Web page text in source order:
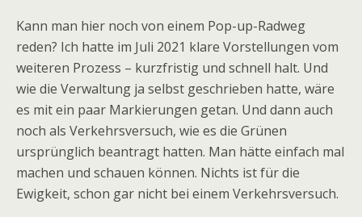
Kann man hier noch von einem Pop-up-Radweg
reden? Ich hatte im Juli 2021 klare Vorstellungen vom
weiteren Prozess – kurzfristig und schnell halt. Und
wie die Verwaltung ja selbst geschrieben hatte, wäre
es mit ein paar Markierungen getan. Und dann auch
noch als Verkehrsversuch, wie es die Grünen
ursprünglich beantragt hatten. Man hätte einfach mal
machen und schauen können. Nichts ist für die
Ewigkeit, schon gar nicht bei einem Verkehrsversuch.